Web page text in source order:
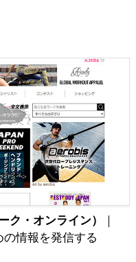
・オンライン）
｜
情報を発信する